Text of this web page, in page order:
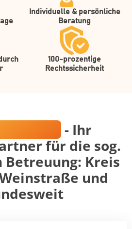
Individuelle & persönliche
Beratung
100-prozentige
Rechtssicherheit
- Ihr
für die sog.
Betreuung: Kreis
und